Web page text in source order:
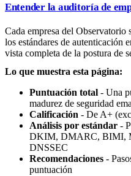
Entender la auditoría de
Cada empresa del Observatorio
los estándares de autenticación
vista completa de la postura de
Lo que muestra esta página:
Puntuación total - Una
madurez de seguridad
Calificación - De A+
Análisis por estándar -
DKIM, DMARC, BIMI,
DNSSEC
Recomendaciones -
puntuación